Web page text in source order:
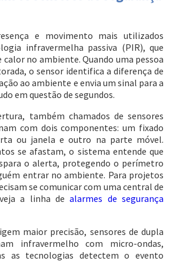
e movimento mais utilizados
infravermelha passiva (PIR), que
no ambiente. Quando uma pessoa
o sensor identifica a diferença de
ao ambiente e envia um sinal para a
em questão de segundos.
também chamados de sensores
com dois componentes: um fixado
ou janela e outro na parte móvel.
se afastam, o sistema entende que
o alerta, protegendo o perímetro
entrar no ambiente. Para projetos
se comunicar com uma central de
a linha dealarmes de segurança
maior precisão, sensores de dupla
infravermelho com micro-ondas,
as tecnologias detectem o evento